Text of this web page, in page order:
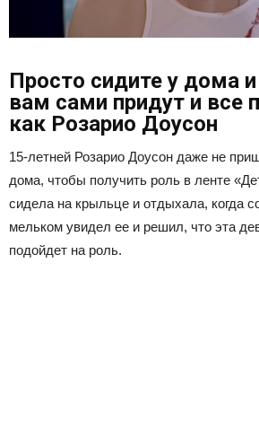
Просто сидите у дома
вам сами придут и все
как Розарио Доусон
15-летней Розарио Доусон даже не
дома, чтобы получить роль в ленте
сидела на крыльце и отдыхала, когда
мельком увидел ее и решил, что эта
подойдет на роль.